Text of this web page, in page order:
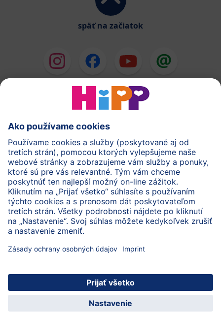
späť na začiatok
HiPP Mlieka
HiPP Príkrmy
HiPP Tehotenstvo
Ochrana osobných údajov
Cookies a pravidlá používania webovej stránky
Imprint
O spoločnosti HiPP Kontakt
© 2026 HiPP